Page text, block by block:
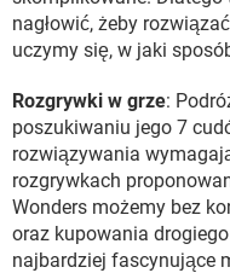
nagłowić, żeby
uczymy się, w jaki
Rozgrywki w grze:
poszukiwaniu jego 7
rozwiązywania
rozgrywkach
Wonders możemy bez
oraz kupowania
najbardziej fascynujące